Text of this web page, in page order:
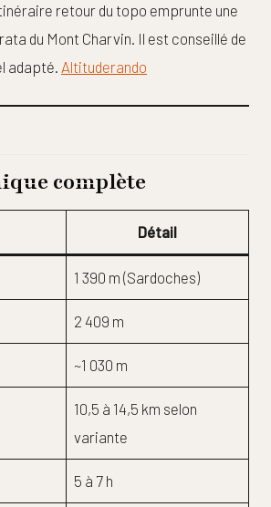
retour du topo emprunte une
du Mont Charvin. Il est conseillé de
adapté. Altituderando
complète
Détail
1 390 m (Sardoches)
2 409 m
~1 030 m
10,5 à 14,5 km selon
variante
5 à 7 h